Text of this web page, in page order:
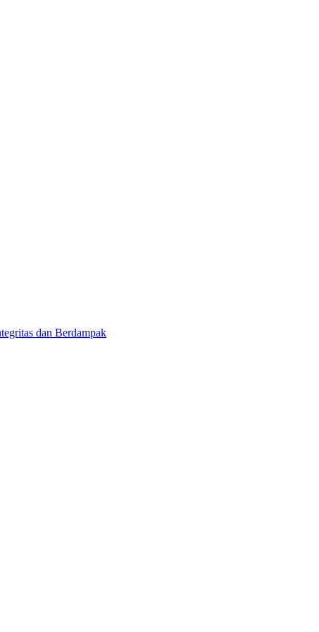
dan Berdampak